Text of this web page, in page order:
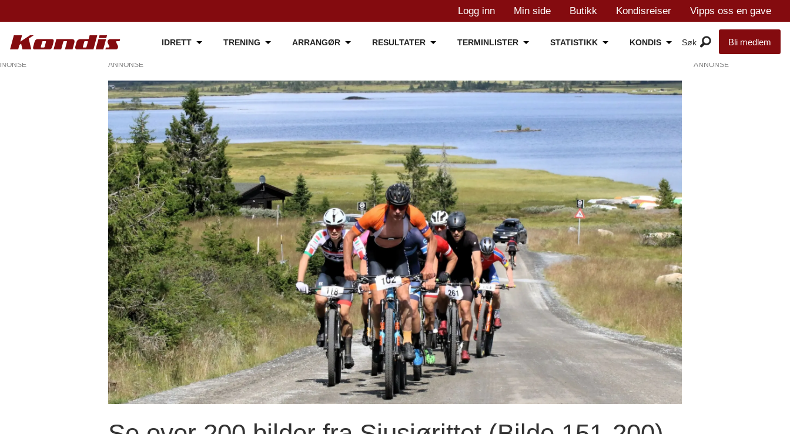
Logg inn Min side Butikk Kondisreiser Vipps oss en gave
IDRETT TRENING ARRANGØR RESULTATER TERMINLISTER STATISTIKK KONDIS Bli medlem
ANNONSE ANNONSE